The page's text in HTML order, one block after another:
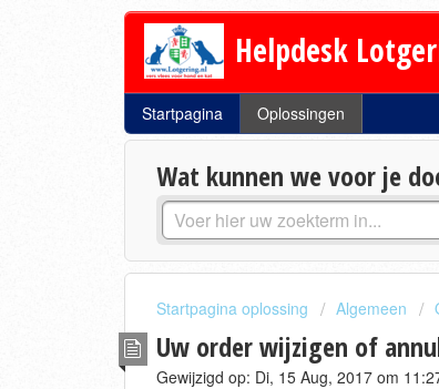
Helpdesk
Startpagina Oplossingen
Wat kunnen we voor je
Startpagina oplossing Algemeen
Uw order wijzigen of
Gewijzigd op: Di, 15 Aug, 2017 om